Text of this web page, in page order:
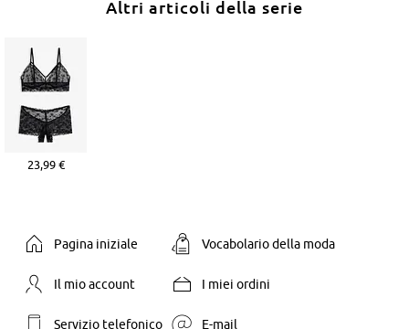
Altri articoli della serie
23,99 €
Pagina iniziale Vocabolario della moda
Il mio account I miei ordini
Servizio telefonico E-mail